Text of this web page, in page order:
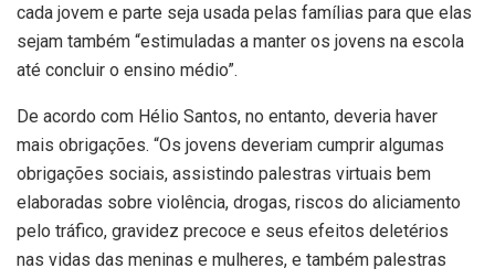
cada jovem e parte seja usada pelas famílias para que elas
sejam também “estimuladas a manter os jovens na escola
até concluir o ensino médio”.
De acordo com Hélio Santos, no entanto, deveria haver
mais obrigações. “Os jovens deveriam cumprir algumas
obrigações sociais, assistindo palestras virtuais bem
elaboradas sobre violência, drogas, riscos do aliciamento
pelo tráfico, gravidez precoce e seus efeitos deletérios
nas vidas das meninas e mulheres, e também palestras